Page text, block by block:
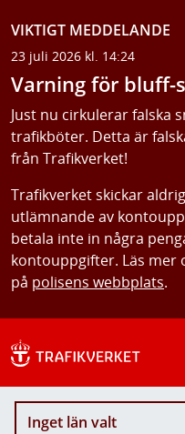
VIKTIGT MEDDELANDE
23 juli 2026 kl. 14:24
Varning för bluff-
Just nu cirkulerar falska
trafikböter. Detta är
från Trafikverket!
Trafikverket skickar
utlämnande av
betala inte in några
kontouppgifter. Läs mer
på polisens webbplats.
Inget län valt